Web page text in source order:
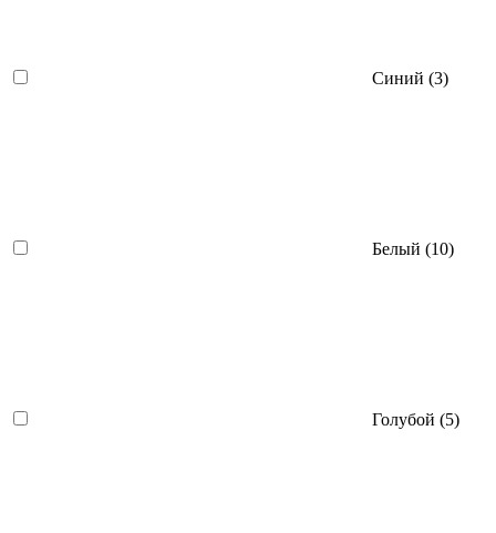
Синий (3)
Белый (10)
Голубой (5)